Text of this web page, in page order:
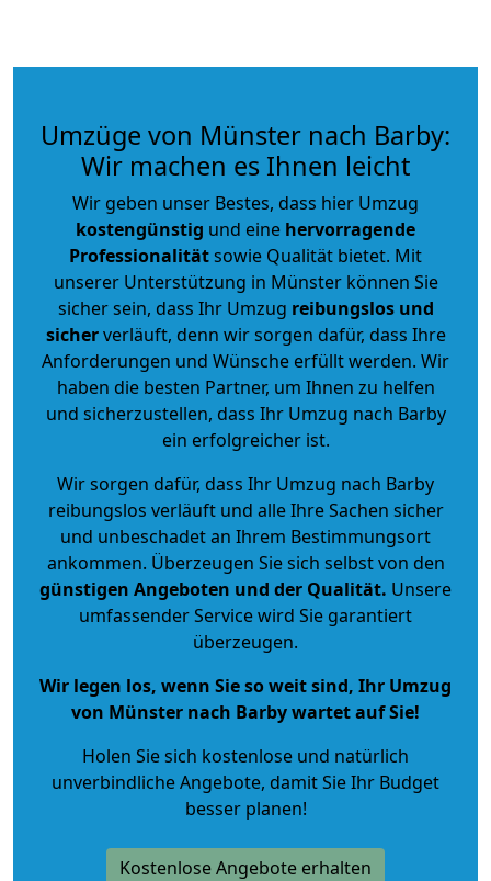
Umzüge von Münster nach Barby:
Wir machen es Ihnen leicht
Wir geben unser Bestes, dass hier Umzug
kostengünstig und eine hervorragende
Professionalitätsowie Qualität bietet. Mit
unserer Unterstützung in Münster können Sie
sicher sein, dass Ihr Umzug reibungslos und
sicherverläuft, denn wir sorgen dafür, dass Ihre
Anforderungen und Wünsche erfüllt werden. Wir
haben die besten Partner, um Ihnen zu helfen
und sicherzustellen, dass Ihr Umzug nach Barby
ein erfolgreicher ist.
Wir sorgen dafür, dass Ihr Umzug nach Barby
reibungslos verläuft und alle Ihre Sachen sicher
und unbeschadet an Ihrem Bestimmungsort
ankommen. Überzeugen Sie sich selbst von den
günstigen Angeboten und der Qualität. Unsere
umfassender Service wird Sie garantiert
überzeugen.
Wir legen los, wenn Sie so weit sind, Ihr Umzug
von Münster nach Barby wartet auf Sie!
Holen Sie sich kostenlose und natürlich
unverbindliche Angebote, damit Sie Ihr Budget
besser planen!
Kostenlose Angebote erhalten